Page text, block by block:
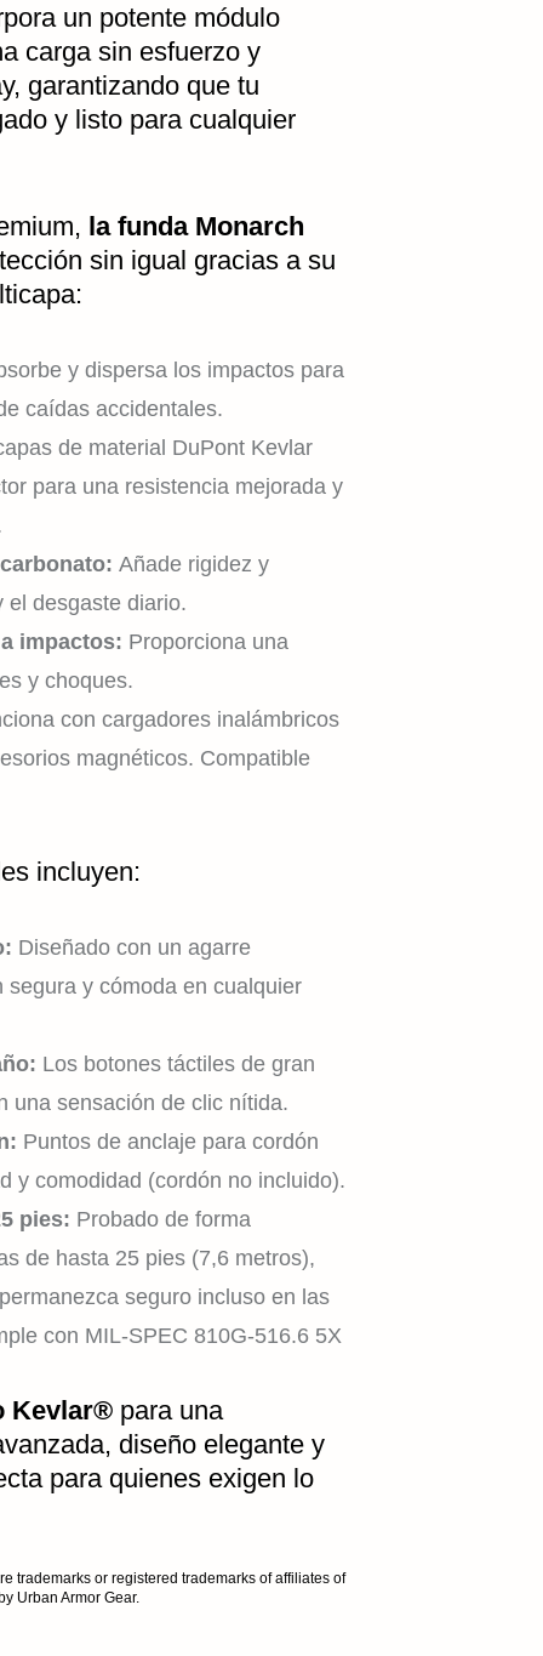
un potente módulo
carga sin esfuerzo y
garantizando que tu
y listo para cualquier
la funda Monarch
sin igual gracias a su
y dispersa los impactos para
caídas accidentales.
de material DuPont Kevlar
para una resistencia mejorada y
Añade rigidez y
el desgaste diario.
impactos: Proporciona una
y choques.
con cargadores inalámbricos
magnéticos. Compatible
incluyen:
Diseñado con un agarre
y cómoda en cualquier
Los botones táctiles de gran
una sensación de clic nítida.
Puntos de anclaje para cordón
y comodidad (cordón no incluido).
pies: Probado de forma
de hasta 25 pies (7,6 metros),
seguro incluso en las
con MIL-SPEC 810G-516.6 5X
Kevlar® para una
diseño elegante y
para quienes exigen lo
trademarks or registered trademarks of affiliates of
Urban Armor Gear.
INICIO
TIENDA